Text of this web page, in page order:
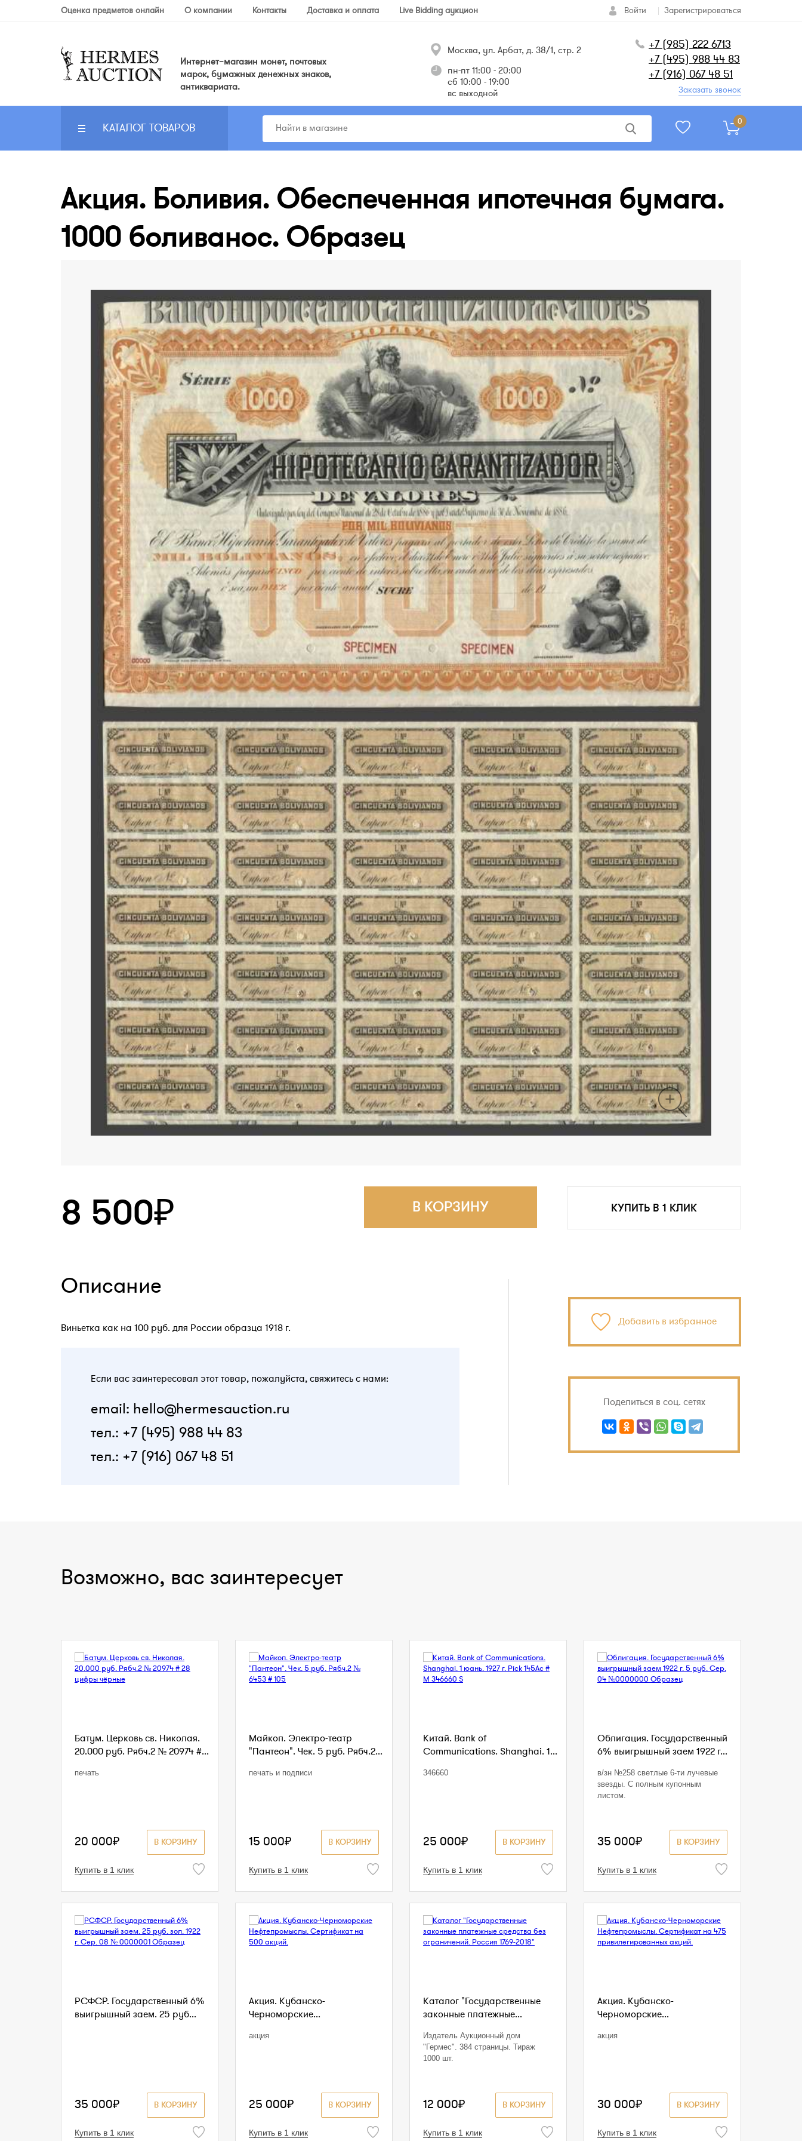
Оценка предметов онлайн О компании Контакты Доставка и оплата Live Bidding аукцион Зарегистрироваться
Войти
Интернет–магазин монет, почтовых
марок, бумажных денежных знаков,
антиквариата.
Москва, ул. Арбат, д. 38/1, стр. 2
пн-пт 11:00 - 20:00
сб 10:00 - 19:00
вс выходной
+7 (985) 222 6713
+7 (495) 988 44 83
+7 (916) 067 48 51
Заказать звонок
КАТАЛОГ ТОВАРОВ 0
Акция. Боливия. Обеспеченная ипотечная бумага.
1000 боливанос. Образец
8 500₽ КУПИТЬ В 1 КЛИК
В КОРЗИНУ
Описание
Виньетка как на 100 руб. для России образца 1918 г.
Если вас заинтересовал этот товар, пожалуйста, свяжитесь с нами:
email: hello@hermesauction.ru
тел.: +7 (495) 988 44 83
тел.: +7 (916) 067 48 51
Добавить в избранное
Поделиться в соц. сетях
Возможно, вас заинтересует
Батум. Церковь св. Николая.
20.000 руб. Рябч.2 № 20974 #...
печать
В КОРЗИНУ
20 000₽
Купить в 1 клик
Майкоп. Электро-театр
"Пантеон". Чек. 5 руб. Рябч.2...
печать и подписи
В КОРЗИНУ
15 000₽
Купить в 1 клик
Китай. Bank of
Communications. Shanghai. 1...
346660
В КОРЗИНУ
25 000₽
Купить в 1 клик
Облигация. Государственный
6% выигрышный заем 1922 г...
в/зн №258 светлые 6-ти лучевые
звезды. С полным купонным
листом.
В КОРЗИНУ
35 000₽
Купить в 1 клик
РСФСР. Государственный 6%
выигрышный заем. 25 руб...
В КОРЗИНУ
35 000₽
Купить в 1 клик
Акция. Кубанско-
Черноморские...
акция
В КОРЗИНУ
25 000₽
Купить в 1 клик
Каталог "Государственные
законные платежные...
Издатель Аукционный дом
"Гермес". 384 страницы. Тираж
1000 шт.
В КОРЗИНУ
12 000₽
Купить в 1 клик
Акция. Кубанско-
Черноморские...
акция
В КОРЗИНУ
30 000₽
Купить в 1 клик